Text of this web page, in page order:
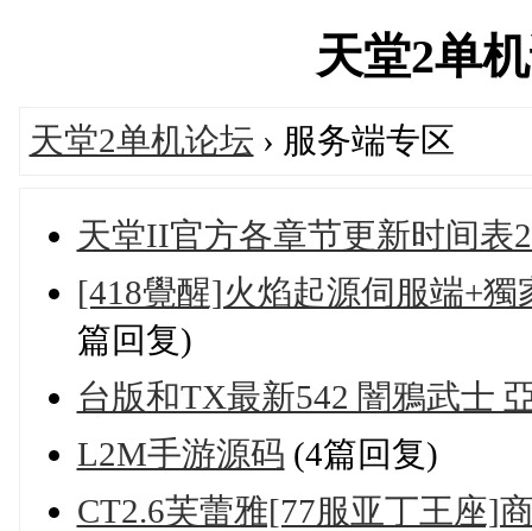
天堂2单
天堂2单机论坛 › 服务端专区
天堂II官方各章节更新时间表
[418覺醒]火焰起源伺服端+
篇回复)
台版和TX最新542 闇鴉武士
L2M手游源码 (4篇回复)
CT2.6芙蕾雅[77服亚丁王座]